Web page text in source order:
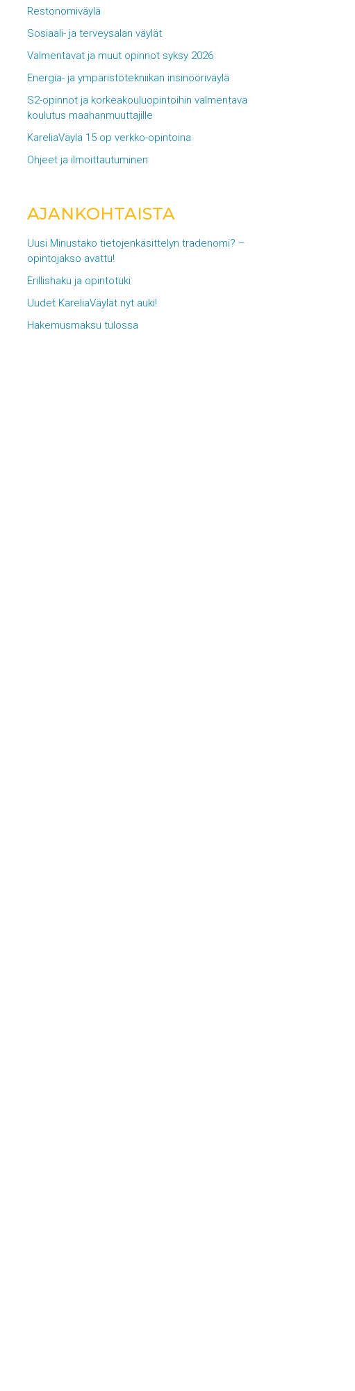
Restonomiväylä
Sosiaali- ja terveysalan väylät
Valmentavat ja muut opinnot syksy 2026
Energia- ja ympäristötekniikan insinööriväylä
S2-opinnot ja korkeakouluopintoihin valmentava
koulutus maahanmuuttajille
KareliaVäylä 15 op verkko-opintoina
Ohjeet ja ilmoittautuminen
AJANKOHTAISTA
Uusi Minustako tietojenkäsittelyn tradenomi? –
opintojakso avattu!
Erillishaku ja opintotuki
Uudet KareliaVäylät nyt auki!
Hakemusmaksu tulossa